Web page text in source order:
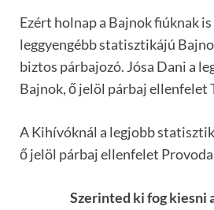
Ezért holnap a Bajnok fiúknak
leggyengébb statisztikájú
biztos párbajozó. Jósa Dani a
Bajnok, ő jelöl párbaj ellenfelet
A Kihívóknál a legjobb
ő jelöl párbaj ellenfelet
Szerinted ki fog kiesni